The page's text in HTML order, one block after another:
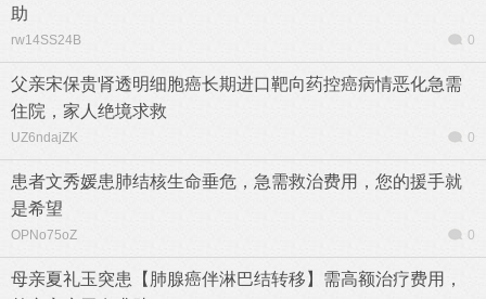
助
rw14SS24B 0
父亲宋保贵肾透明细胞癌长期进口靶向药控癌病情恶化急需
住院，家人绝境求救
UZ6ndajZK 0
患者文秀媛患肺结核生命垂危，急需救治费用，您的援手就
是希望
OPNo75oZ 0
母亲夏礼玉突患【肺腺癌伴淋巴结转移】需高额治疗费用，